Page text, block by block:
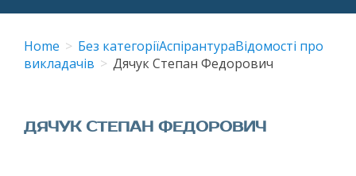
content
Home Без категоріїАспірантураВідомості про
викладачів
Дячук Степан Федорович
ДЯЧУК СТЕПАН ФЕДОРОВИЧ